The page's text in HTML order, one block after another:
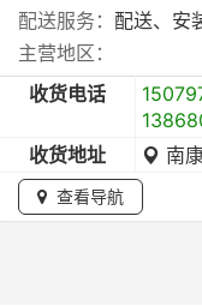
配送服务： 配送、安
主营地区：
收货电话
收货地址
南
查看导航